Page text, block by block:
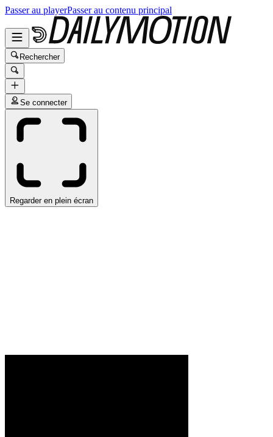
Passer au playerPasser au contenu principal
Rechercher
Se connecter
Regarder en plein écran